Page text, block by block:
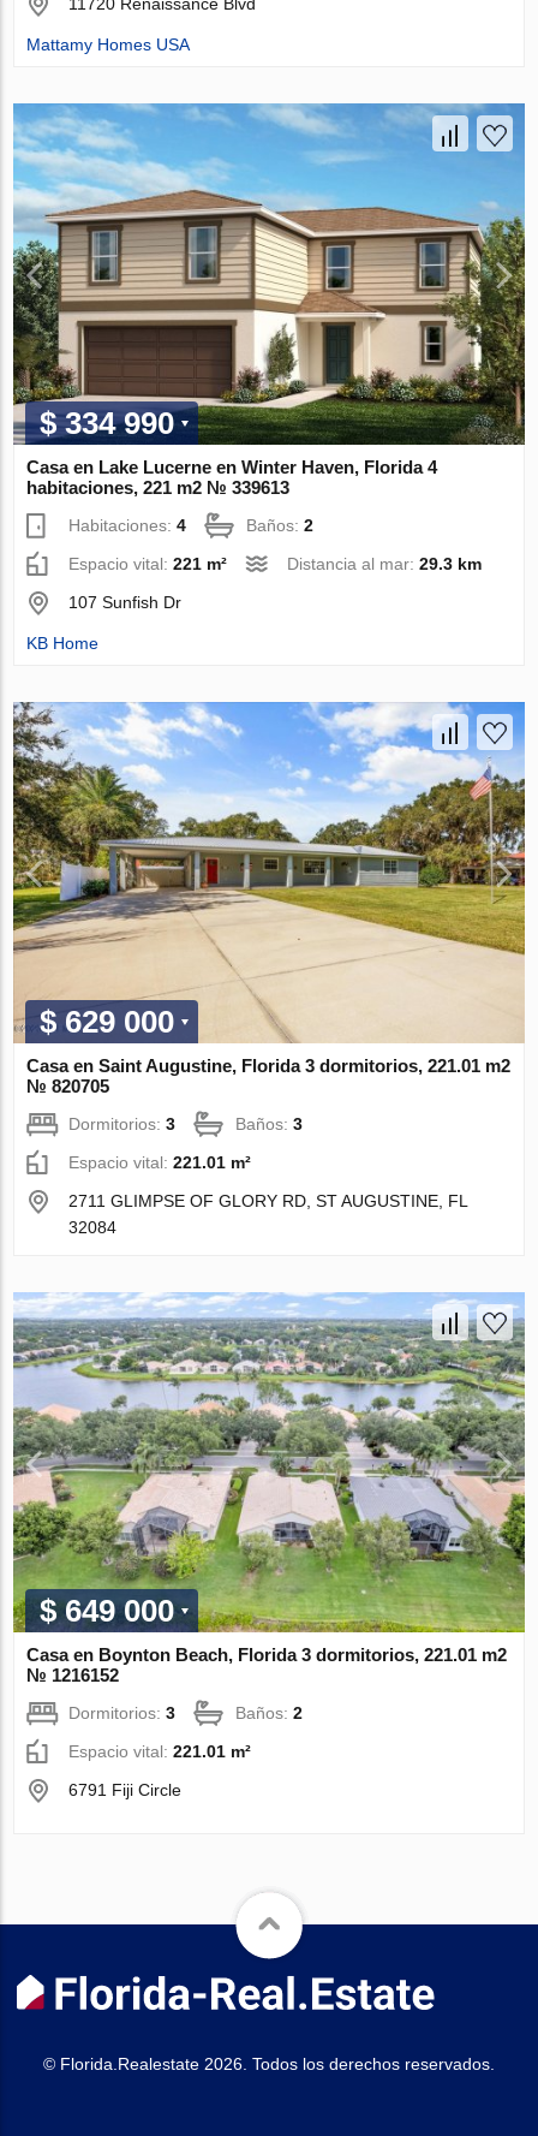
11720 Renaissance Blvd
Mattamy Homes USA
$ 334 990
Casa en Lake Lucerne en Winter Haven, Florida 4
habitaciones, 221 m2 № 339613
Habitaciones:4 Baños:2
Espacio vital:221 m² Distancia al mar:29.3 km
107 Sunfish Dr
KB Home
$ 629 000
Casa en Saint Augustine, Florida 3 dormitorios, 221.01 m2
№ 820705
Dormitorios:3 Baños:3
Espacio vital:221.01 m²
2711 GLIMPSE OF GLORY RD, ST AUGUSTINE, FL
32084
$ 649 000
Casa en Boynton Beach, Florida 3 dormitorios, 221.01 m2
№ 1216152
Dormitorios:3 Baños:2
Espacio vital:221.01 m²
6791 Fiji Circle
© Florida.Realestate 2026. Todos los derechos reservados.